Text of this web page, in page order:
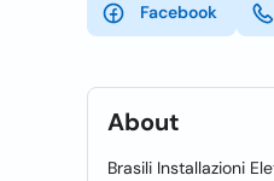
Facebook
About
Brasili Installazioni